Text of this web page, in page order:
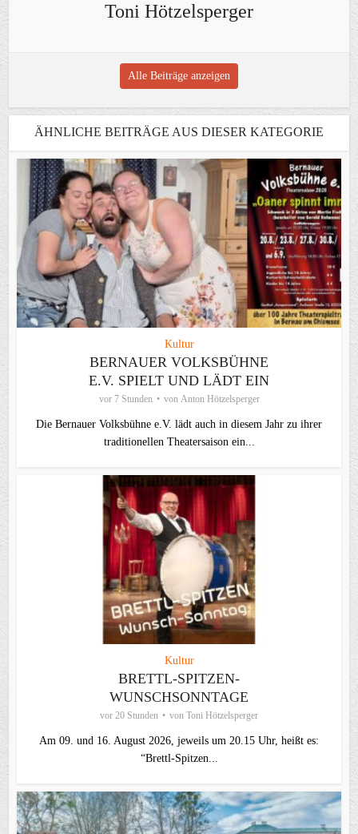
Toni Hötzelsperger
Alle Beiträge anzeigen
ÄHNLICHE BEITRÄGE AUS DIESER KATEGORIE
Kultur
BERNAUER VOLKSBÜHNE
E.V. SPIELT UND LÄDT EIN
vor 7 Stunden von Anton Hötzelsperger
Die Bernauer Volksbühne e.V. lädt auch in diesem Jahr zu ihrer
traditionellen Theater­saison ein...
Kultur
BRETTL-SPITZEN-
WUNSCHSONNTAGE
vor 20 Stunden von Toni Hötzelsperger
Am 09. und 16. August 2026, jeweils um 20.15 Uhr, heißt es:
“Brettl-Spitzen...